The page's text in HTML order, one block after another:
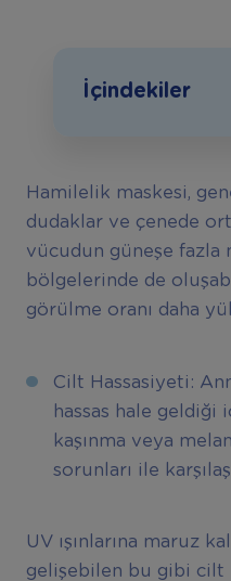
İçindekiler
Hamilelik maskesi,
dudaklar ve çenede
vücudun güneşe fazla
bölgelerinde de
görülme oranı daha
Cilt Hassasiyeti:
hassas hale geldiği
kaşınma veya
sorunları ile
UV ışınlarına maruz
gelişebilen bu gibi cilt